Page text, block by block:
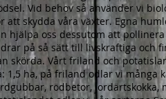
Vid behov så använder vi
att skydda våra växter. Egna
hjälpa oss dessutom att
på så sätt till livskraftiga och
skörda. Vårt friland och
1,5 ha, på friland odlar vi många
rödbetor, jordärtskokka,